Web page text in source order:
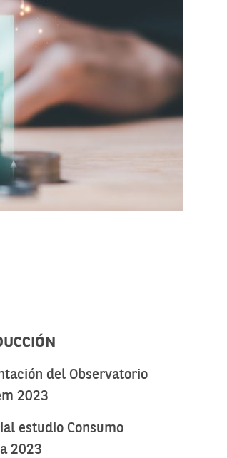
del Observatorio
2023
estudio Consumo
2023